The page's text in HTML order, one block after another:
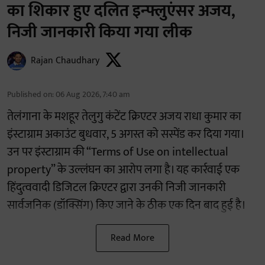
का शिकार हुए दलित इन्फ्लुएंसर अजय,
निजी जानकारी किया गया लीक
Rajan Chaudhary
Published on: 06 Aug 2026, 7:40 am
तेलंगाना के मशहूर तेलुगु कंटेंट क्रिएटर अजय राधा कुमार का
इंस्टाग्राम अकाउंट बुधवार, 5 अगस्त को सस्पेंड कर दिया गया।
उन पर इंस्टाग्राम की “Terms of Use on intellectual
property” के उल्लंघन का आरोप लगा है। यह कार्रवाई एक
हिंदुत्ववादी डिजिटल क्रिएटर द्वारा उनकी निजी जानकारी
सार्वजनिक (डॉक्सिंग) किए जाने के ठीक एक दिन बाद हुई है।
Read More